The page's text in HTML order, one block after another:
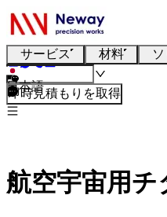
サービス 材料
日本語
即時見積もりを取得
航空宇宙用チ